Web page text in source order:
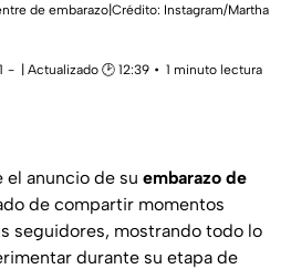
de embarazo|Crédito: Instagram/Martha
| Actualizado 🕑 12:39
1 minuto lectura
el anuncio de su embarazo de
de compartir momentos
seguidores, mostrando todo lo
durante su etapa de